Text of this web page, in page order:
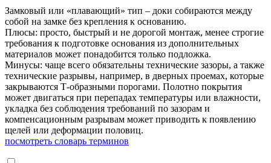
Замковый или «плавающий» тип – доки собираются между
собой на замке без крепления к основанию.
Плюсы: просто, быстрый и не дорогой монтаж, менее строгие
требования к подготовке основания из дополнительных
материалов может понадобится только подложка.
Минусы: чаще всего обязательны технические зазоры, а также
технические разрывы, например, в дверных проемах, которые
закрываются Т-образными порогами. Полотно покрытия
может двигаться при перепадах температуры или влажности,
укладка без соблюдения требований по зазорам и
компенсационным разрывам может приводить к появлению
щелей или деформации половиц.
посмотреть словарь терминов